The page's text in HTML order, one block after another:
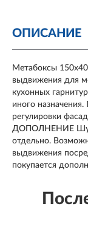
ОПИСАНИЕ
Метабоксы
выдвижения для
кухонных
иного
регулировки
ДОПОЛНЕНИЕ
отдельно.
выдвижения
покупается